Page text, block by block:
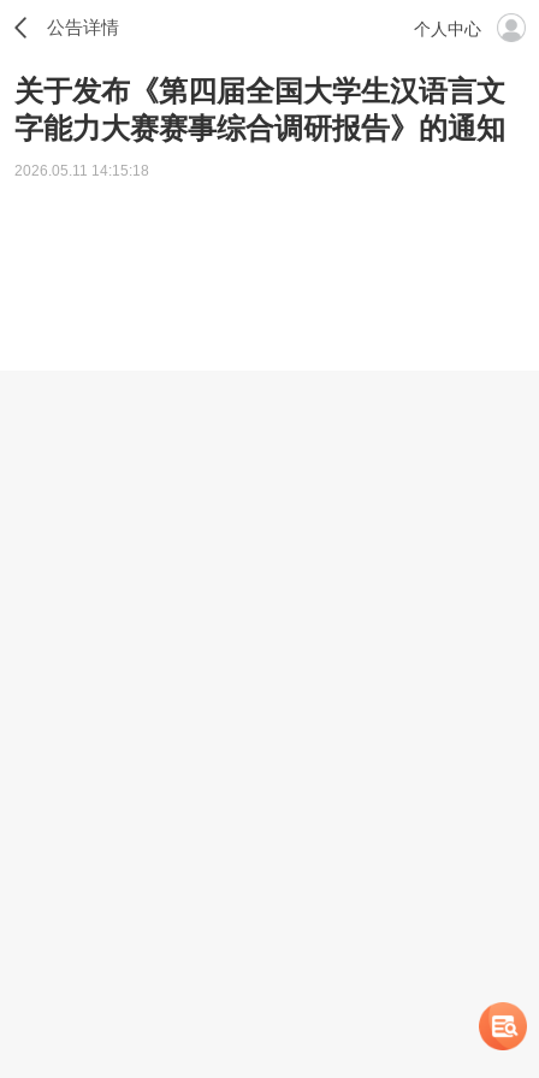
公告详情 个人中心
关于发布《第四届全国大学生汉语言文
字能力大赛赛事综合调研报告》的通知
2026.05.11 14:15:18